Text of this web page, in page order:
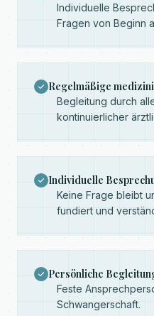
Individuelle
Fragen von Beginn
Regelmäßige
Begleitung durch
kontinuierlicher
Individuelle
Keine Frage bleibt
fundiert und
Persönliche
Feste
Schwangerschaft.